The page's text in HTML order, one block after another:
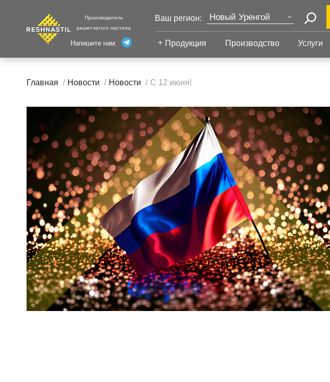
Производитель
решетчатого настила
Напишите нам:
Ваш регион: Новый Уренгой
Санкт-Петербург
Екатеринбург
Волгоград
Сургут
Тюмень
Нижний Новгород
Продукция
Настил с
противоскольжением
Настил для стеллажей
Настил для морских
платформ
Прессованный настил с
противоскольжением
Настил для стеллажей
Грязезащитные
решетки
Производство Услуги
Главная Новости Новости С 12 июня!